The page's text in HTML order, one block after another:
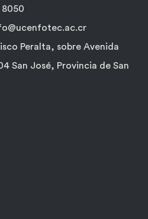
Peralta, sobre Avenida
San José, Provincia de San